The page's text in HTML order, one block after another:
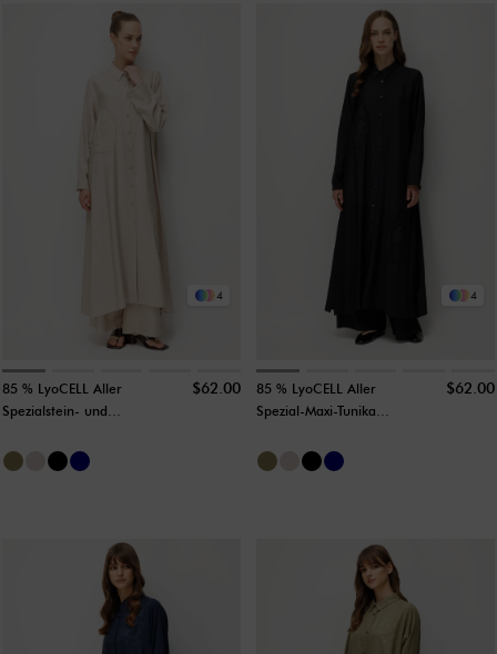
4
85 % LyoCELL Aller
Spezialstein- und
Maxi-Tunika-Kleid
Abaya-Stein
$62.00
4
85 % LyoCELL Aller
Spezial-Maxi-Tunika-
Musterverzierungen –
Schwarz
$62.00